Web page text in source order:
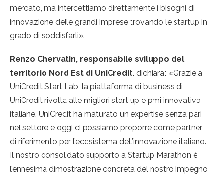
mercato, ma intercettiamo direttamente i bisogni di
innovazione delle grandi imprese trovando le startup in
grado di soddisfarli».
Renzo Chervatin, responsabile sviluppo del
territorio Nord Est di UniCredit, dichiara: «Grazie a
UniCredit Start Lab, la piattaforma di business di
UniCredit rivolta alle migliori start up e pmi innovative
italiane, UniCredit ha maturato un expertise senza pari
nel settore e oggi ci possiamo proporre come partner
di riferimento per l’ecosistema dell’innovazione italiano.
Il nostro consolidato supporto a Startup Marathon è
l’ennesima dimostrazione concreta del nostro impegno